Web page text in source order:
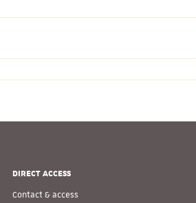
DIRECT ACCESS
Contact & access